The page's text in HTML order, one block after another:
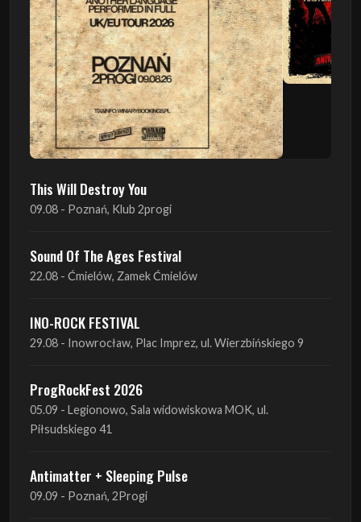
This Will Destroy You
09.08 - Poznań, Klub 2progi
Sound Of The Ages Festival
22.08 - Ćmielów, Zamek Ćmielów
INO-ROCK FESTIVAL
29.08 - Inowrocław, Plac Imprez, ul. Wierzbińskiego 9
ProgRockFest 2026
Antimatter + Sleeping Pulse
09.09 - Poznań, 2Progi
Amelia Tokarska - Celtic Tales Quartet
10.09 - Rybnik, Teatr Ziemi Rybnickiej